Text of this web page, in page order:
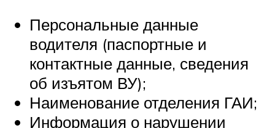
Персональные данные
водителя (паспортные и
контактные данные, сведения
об изъятом ВУ);
Наименование отделения ГАИ;
Информация о нарушении